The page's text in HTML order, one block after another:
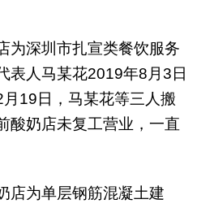
为深圳市扎宣类餐饮服务
表人马某花2019年8月3日
19日，马某花等三人搬
酸奶店未复工营业，一直
店为单层钢筋混凝土建